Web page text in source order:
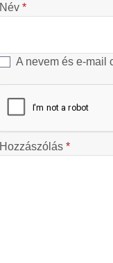
Név *
A nevem és e-mail
Hozzászólás *